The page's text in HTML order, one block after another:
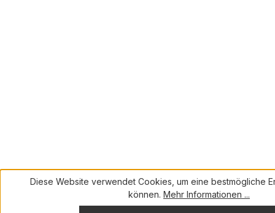
Diese Website verwendet Cookies, um eine bestmögliche
können. Mehr Informationen ...